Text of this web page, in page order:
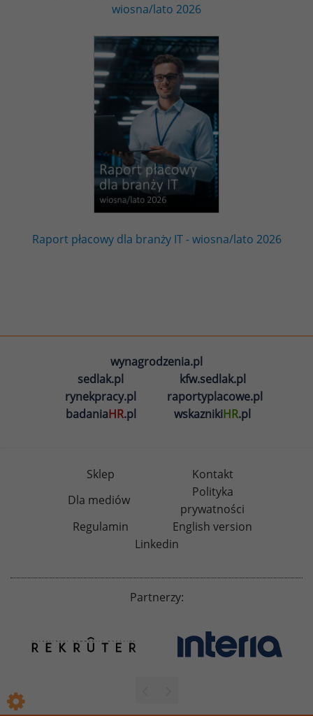
wiosna/lato 2026
Raport płacowy dla branży IT - wiosna/lato 2026
wynagrodzenia.pl
sedlak.pl
kfw.sedlak.pl
rynekpracy.pl
raportyplacowe.pl
badaniaHR.pl wskaznikiHR.pl
Sklep
Kontakt
Dla mediów
Polityka
prywatności
Regulamin
English version
Linkedin
Partnerzy: